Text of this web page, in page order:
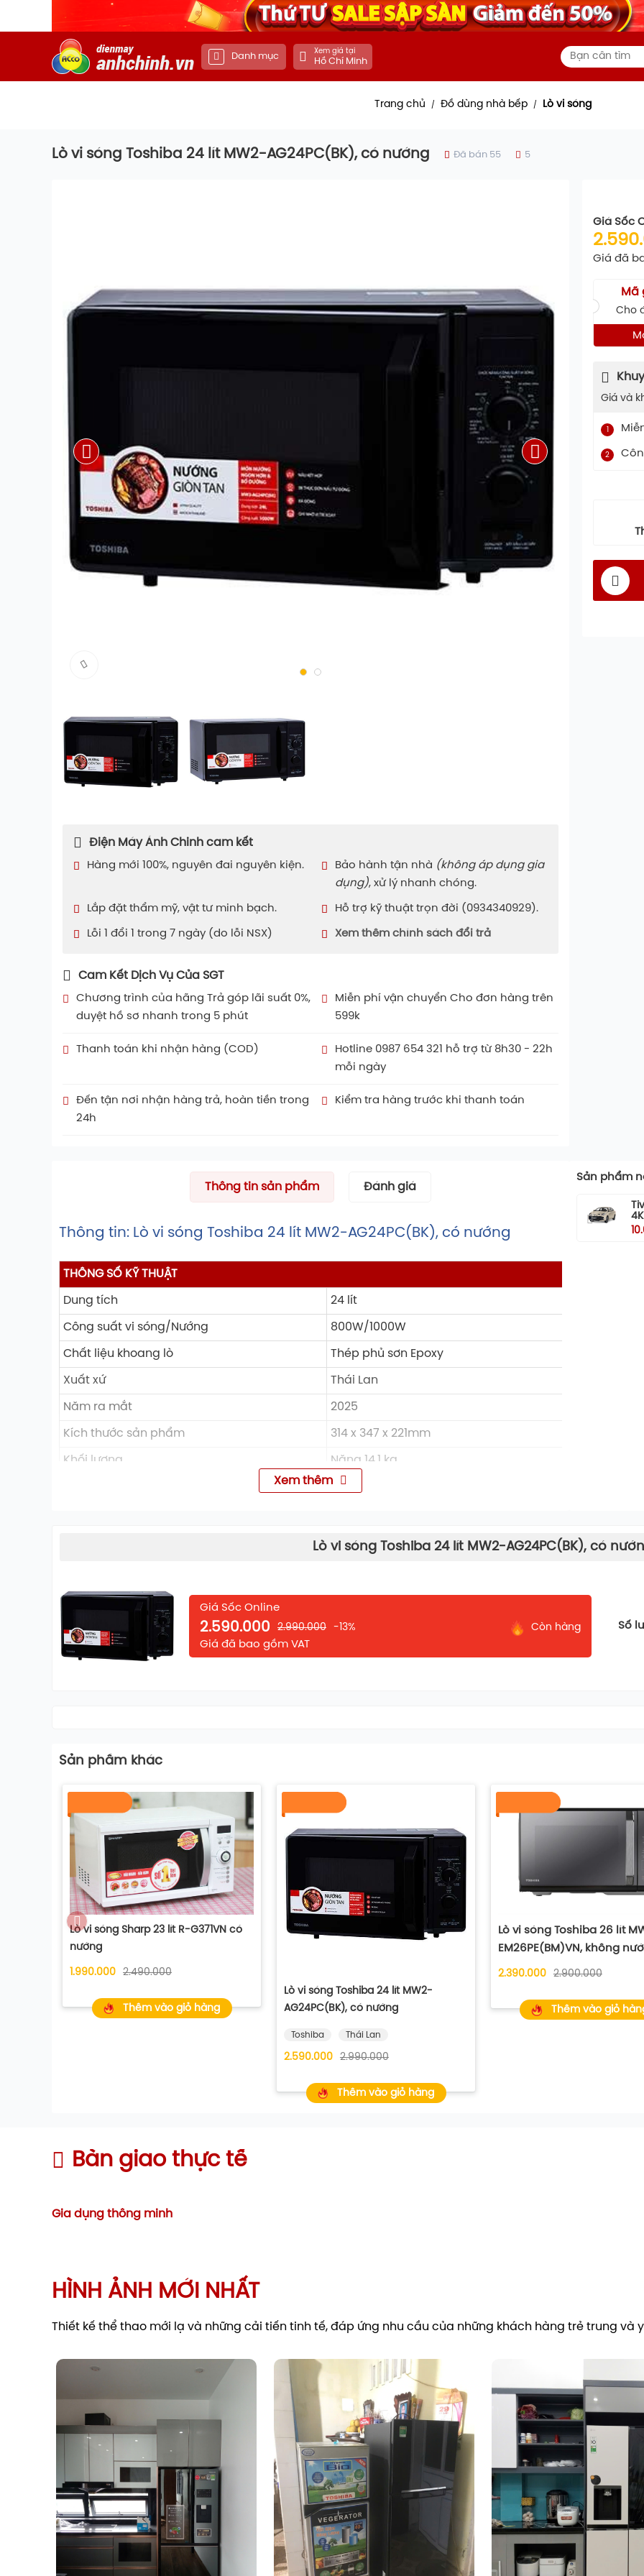
Danh mục
Xem giá tại
Hồ Chí Minh
Trang chủ / Đồ dùng nhà bếp / Lò vi sóng
Lò vi sóng Toshiba 24 lít MW2-AG24PC(BK), có nướng Đã bán 55 5
Điện Máy Ánh Chinh cam kết
Hàng mới 100%, nguyên đai nguyên kiện. Bảo hành tận nhà (không áp dụng gia
dụng), xử lý nhanh chóng.
Lắp đặt thẩm mỹ, vật tư minh bạch. Hỗ trợ kỹ thuật trọn đời (0934340929).
Lỗi 1 đổi 1 trong 7 ngày (do lỗi NSX) Xem thêm chính sách đổi trả
Cam Kết Dịch Vụ Của SGT
Chương trình của hãng Trả góp lãi suất 0%,
duyệt hồ sơ nhanh trong 5 phút
Miễn phí vận chuyển Cho đơn hàng trên
599k
Thanh toán khi nhận hàng (COD)
Hotline 0987 654 321 hỗ trợ từ 8h30 - 22h
mỗi ngày
Đến tận nơi nhận hàng trả, hoàn tiền trong
24h
Kiểm tra hàng trước khi thanh toán
Giá Sốc
Giá đã
Mã
Cho
Giá và
2
Thông tin sản phẩm Đánh giá
Thông tin: Lò vi sóng Toshiba 24 lít MW2-AG24PC(BK), có nướng
THÔNG SỐ KỸ THUẬT
Dung tích 24 lít
Công suất vi sóng/Nướng 800W/1000W
Chất liệu khoang lò Thép phủ sơn Epoxy
Xuất xứ Thái Lan
Năm ra mắt 2025
Kích thước sản phẩm 314 x 347 x 221mm
Khối lượng Nặng 14.1 kg
Tiếng Việt, Tiếng Anh
8 thực đơn tự động Chức năng Eco tiết kiệm điện
Báo hiệu khi hoàn tất Đèn bên trong khoang lò
Xem thêm
Xem thêm
Sản phẩm
Lò vi sóng Toshiba 24 lít MW2-AG24PC(BK), có
Giá Sốc Online
2.590.000 2.990.000 -13% Còn hàng
Giá đã bao gồm VAT
Số
Sản phầm khác
Lò vi sóng Sharp 23 lít R-G371VN có
nướng
1.990.000 2.490.000
Thêm vào giỏ hàng
Lò vi sóng Toshiba 24 lít MW2-
AG24PC(BK), có nướng
Toshiba Thái Lan
2.590.000 2.990.000
Thêm vào giỏ hàng
Lò vi sóng Toshiba 26 lít
EM26PE(BM)VN, không
2.390.000 2.900.000
Thêm vào giỏ
Bàn giao thực tế
Gia dụng thông minh
HÌNH ẢNH MỚI NHẤT
Thiết kế thể thao mới lạ và những cải tiến tinh tế, đáp ứng nhu cầu của những khách hàng trẻ trung và